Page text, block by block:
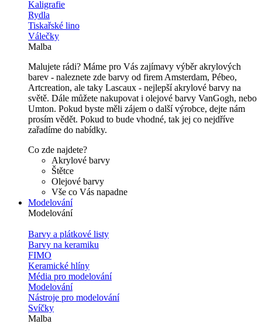
Kaligrafie
Rydla
Tiskařské lino
Válečky
Malba
Malujete rádi? Máme pro Vás zajímavy výběr akrylových
barev - naleznete zde barvy od firem Amsterdam, Pébeo,
Artcreation, ale taky Lascaux - nejlepší akrylové barvy na
světě. Dále můžete nakupovat i olejové barvy VanGogh, nebo
Umton. Pokud byste měli zájem o další výrobce, dejte nám
prosím vědět. Pokud to bude vhodné, tak jej co nejdříve
zařadíme do nabídky.
Co zde najdete?
Akrylové barvy
Štětce
Olejové barvy
Vše co Vás napadne
Modelování
Modelování
Barvy a plátkové listy
Barvy na keramiku
FIMO
Keramické hlíny
Média pro modelování
Modelování
Nástroje pro modelování
Svíčky
Malba